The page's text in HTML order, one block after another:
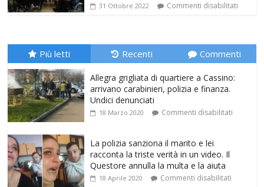
31 Ottobre 2022 Commenti disabilitati
Più letti Recenti Commenti
Allegra grigliata di quartiere a Cassino:
arrivano carabinieri, polizia e finanza.
Undici denunciati
18 Marzo 2020 Commenti disabilitati
La polizia sanziona il marito e lei
racconta la triste verità in un video. Il
Questore annulla la multa e la aiuta
18 Aprile 2020 Commenti disabilitati